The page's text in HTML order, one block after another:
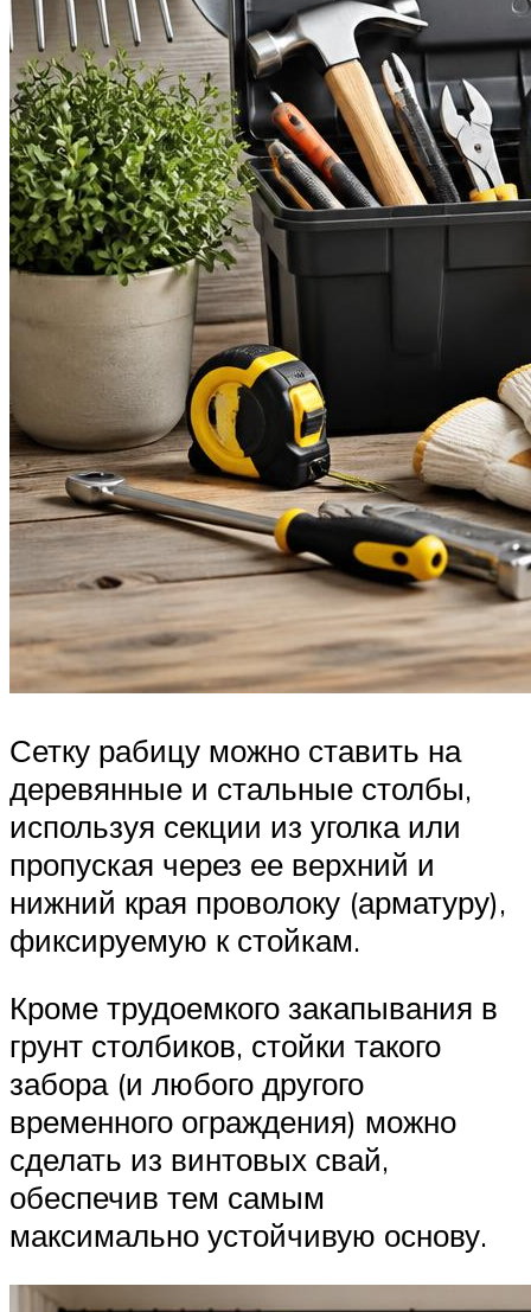
Сетку рабицу можно ставить на
деревянные и стальные столбы,
используя секции из уголка или
пропуская через ее верхний и
нижний края проволоку (арматуру),
фиксируемую к стойкам.
Кроме трудоемкого закапывания в
грунт столбиков, стойки такого
забора (и любого другого
временного ограждения) можно
сделать из винтовых свай,
обеспечив тем самым
максимально устойчивую основу.